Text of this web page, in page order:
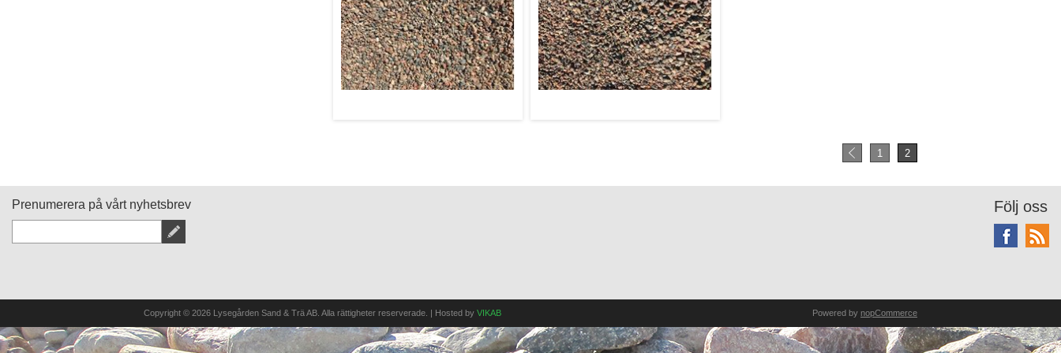
1 2
Följ oss
Prenumerera på vårt nyhetsbrev
Powered by nopCommerce
Copyright © 2026 Lysegården Sand & Trä AB. Alla rättigheter reserverade. | Hosted by VIKAB